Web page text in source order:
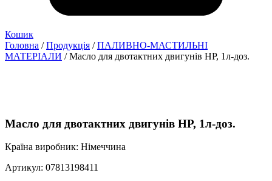
Кошик
Головна /Продукція /ПАЛИВНО-МАСТИЛЬНІ
МАТЕРІАЛИ / Масло для двотактних двигунів HP, 1л-доз.
Масло для двотактних двигунів HP, 1л-доз.
Країна виробник: Німеччина
Артикул: 07813198411